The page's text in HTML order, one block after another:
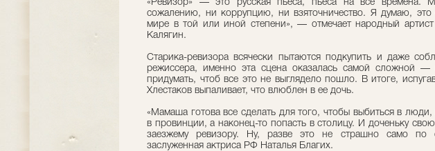
«Ревизор» — это русская пьеса, пьеса на все времена.
сожалению, ни коррупцию, ни взяточничество. Я думаю, это
мире в той или иной степени», — отмечает народный
Калягин.
Старика-ревизора всячески пытаются подкупить и даже
режиссера, именно эта сцена оказалась самой сложной —
придумать, чтоб все это не выглядело пошло. В итоге,
Хлестаков выпаливает, что влюблен в ее дочь.
«Мамаша готова все сделать для того, чтобы выбиться в люди,
в провинции, а наконец-то попасть в столицу. И доченьку
заезжему ревизору. Ну, разве это не страшно само по
заслуженная актриса РФ Наталья Благих.